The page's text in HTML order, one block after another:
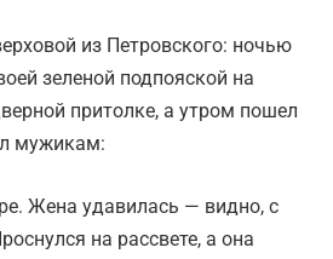
из Петровского: ночью
зеленой подпояской на
притолке, а утром пошел
мужикам:
Жена удавилась — видно, с
на рассвете, а она